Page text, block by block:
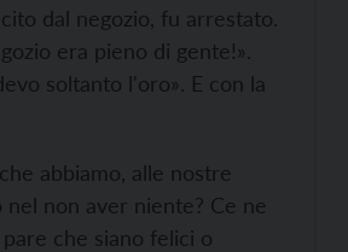
dal negozio, fu arrestato.
era pieno di gente!».
soltanto l'oro». E con la
abbiamo, alle nostre
non aver niente? Ce ne
che siano felici o